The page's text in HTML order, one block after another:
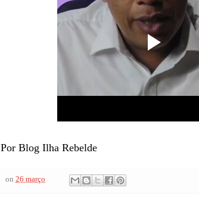
Por Blog Ilha Rebelde
on 26 março